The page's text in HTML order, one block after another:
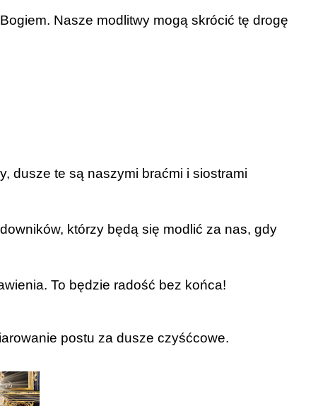
Nasze modlitwy mogą skrócić tę drogę
dusze te są naszymi braćmi i siostrami
którzy będą się modlić za nas, gdy
To będzie radość bez końca!
postu za dusze czyśćcowe.